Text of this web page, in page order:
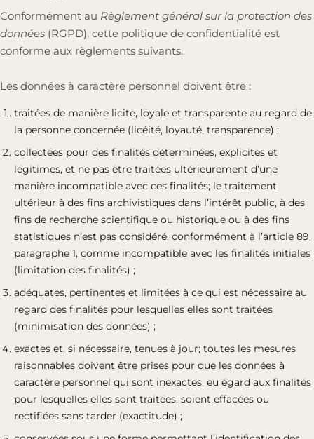
Conformément au Règlement général sur la protection des
données (RGPD), cette politique de confidentialité est
conforme aux règlements suivants.
Les données à caractère personnel doivent être :
traitées de manière licite, loyale et transparente au regard de
la personne concernée (licéité, loyauté, transparence) ;
collectées pour des finalités déterminées, explicites et
légitimes, et ne pas être traitées ultérieurement d’une
manière incompatible avec ces finalités; le traitement
ultérieur à des fins archivistiques dans l’intérêt public, à des
fins de recherche scientifique ou historique ou à des fins
statistiques n’est pas considéré, conformément à l’article 89,
paragraphe 1, comme incompatible avec les finalités initiales
(limitation des finalités) ;
adéquates, pertinentes et limitées à ce qui est nécessaire au
regard des finalités pour lesquelles elles sont traitées
(minimisation des données) ;
exactes et, si nécessaire, tenues à jour; toutes les mesures
raisonnables doivent être prises pour que les données à
caractère personnel qui sont inexactes, eu égard aux finalités
pour lesquelles elles sont traitées, soient effacées ou
rectifiées sans tarder (exactitude) ;